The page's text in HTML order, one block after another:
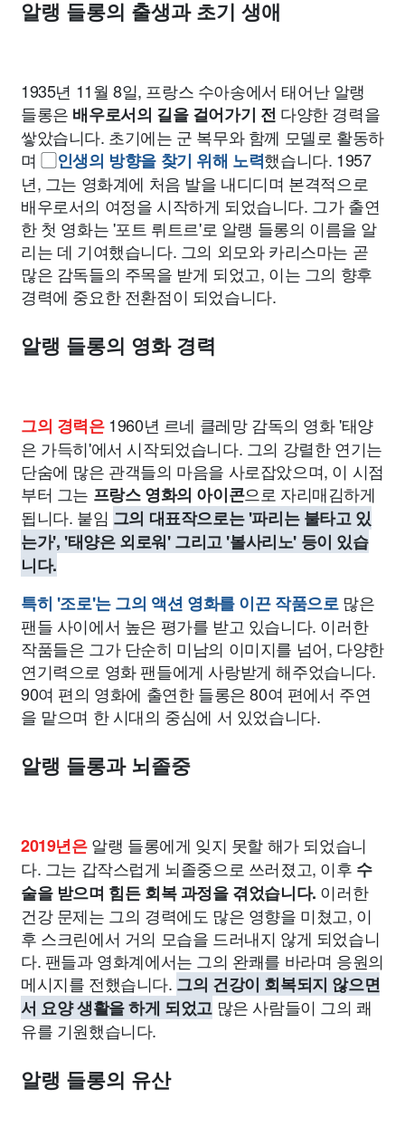
알랭 들롱의 출생과 초기 생애
1935년 11월 8일, 프랑스 수아송에서 태어난 알랭
들롱은 배우로서의 길을 걸어가기 전 다양한 경력을
쌓았습니다. 초기에는 군 복무와 함께 모델로 활동하
며 ▢인생의 방향을 찾기 위해 노력했습니다. 1957
년, 그는 영화계에 처음 발을 내디디며 본격적으로
배우로서의 여정을 시작하게 되었습니다. 그가 출연
한 첫 영화는 '포트 뤼트르'로 알랭 들롱의 이름을 알
리는 데 기여했습니다. 그의 외모와 카리스마는 곧
많은 감독들의 주목을 받게 되었고, 이는 그의 향후
경력에 중요한 전환점이 되었습니다.
알랭 들롱의 영화 경력
그의 경력은1960년 르네 클레망 감독의 영화 '태양
은 가득히'에서 시작되었습니다. 그의 강렬한 연기는
단숨에 많은 관객들의 마음을 사로잡았으며, 이 시점
부터 그는 프랑스 영화의 아이콘으로 자리매김하게
됩니다. 붙임 그의 대표작으로는 '파리는 불타고 있
는가', '태양은 외로워' 그리고 '볼사리노' 등이 있습
니다.
특히 '조로'는 그의 액션 영화를 이끈 작품으로많은
팬들 사이에서 높은 평가를 받고 있습니다. 이러한
작품들은 그가 단순히 미남의 이미지를 넘어, 다양한
연기력으로 영화 팬들에게 사랑받게 해주었습니다.
90여 편의 영화에 출연한 들롱은 80여 편에서 주연
을 맡으며 한 시대의 중심에 서 있었습니다.
알랭 들롱과 뇌졸중
2019년은알랭 들롱에게 잊지 못할 해가 되었습니
다. 그는 갑작스럽게 뇌졸중으로 쓰러졌고, 이후 수
술을 받으며 힘든 회복 과정을 겪었습니다. 이러한
건강 문제는 그의 경력에도 많은 영향을 미쳤고, 이
후 스크린에서 거의 모습을 드러내지 않게 되었습니
다. 팬들과 영화계에서는 그의 완쾌를 바라며 응원의
메시지를 전했습니다. 그의 건강이 회복되지 않으면
서 요양 생활을 하게 되었고 많은 사람들이 그의 쾌
유를 기원했습니다.
알랭 들롱의 유산